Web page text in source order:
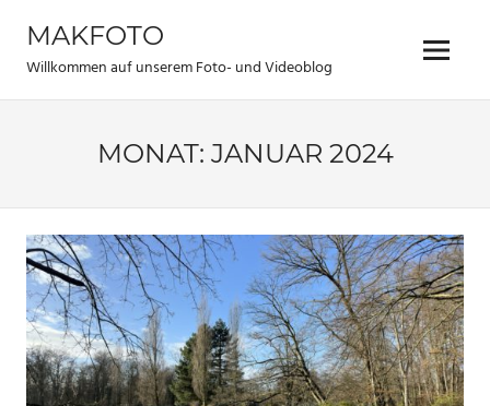
Inhalt
springen
MAKFOTO
Willkommen auf unserem Foto- und Videoblog Menü
MONAT: JANUAR 2024